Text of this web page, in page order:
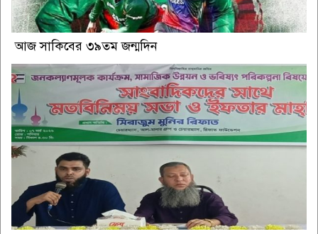
আজ সাকিবের ৩৯তম জন্মদিন